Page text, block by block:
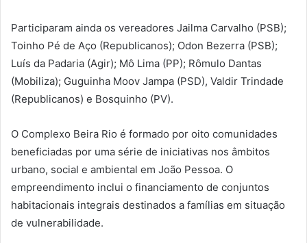
Participaram ainda os vereadores Jailma Carvalho (PSB);
Toinho Pé de Aço (Republicanos); Odon Bezerra (PSB);
Luís da Padaria (Agir); Mô Lima (PP); Rômulo Dantas
(Mobiliza); Guguinha Moov Jampa (PSD), Valdir Trindade
(Republicanos) e Bosquinho (PV).
O Complexo Beira Rio é formado por oito comunidades
beneficiadas por uma série de iniciativas nos âmbitos
urbano, social e ambiental em João Pessoa. O
empreendimento inclui o financiamento de conjuntos
habitacionais integrais destinados a famílias em situação
de vulnerabilidade.